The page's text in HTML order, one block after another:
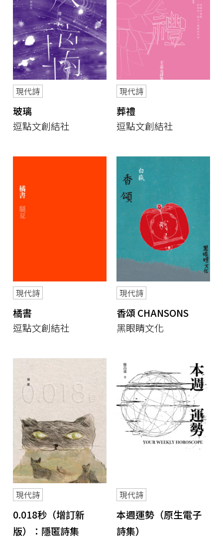
現代詩
玻璃
逗點文創結社
現代詩
葬禮
逗點文創結社
現代詩
橘書
逗點文創結社
現代詩
香頌 CHANSONS
黑眼睛文化
現代詩
0.018秒（增訂新
版）：隱匿詩集
現代詩
本週運勢（原生電子
詩集）